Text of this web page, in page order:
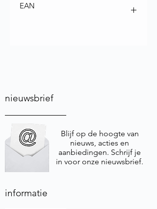
EAN
nieuwsbrief
Blijf op de hoogte van
nieuws, acties en
aanbiedingen. Schrijf je
in voor onze nieuwsbrief.
informatie